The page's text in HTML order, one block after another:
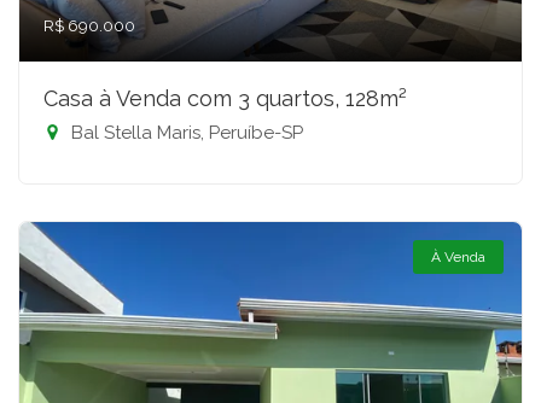
R$ 690.000
Casa à Venda com 3 quartos, 128m²
Bal Stella Maris, Peruíbe-SP
À Venda